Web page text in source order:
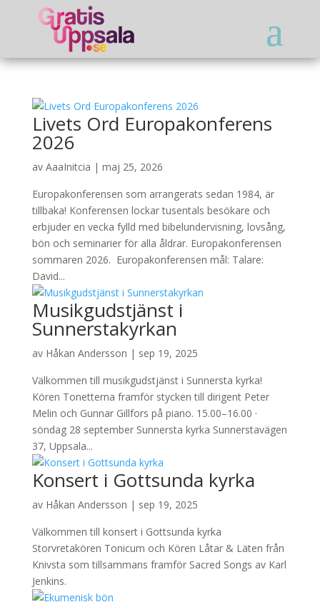
Livets Ord Europakonferens
2026
av AaaInitcia | maj 25, 2026
Europakonferensen som arrangerats sedan 1984, är
tillbaka! Konferensen lockar tusentals besökare och
erbjuder en vecka fylld med bibelundervisning, lovsång,
bön och seminarier för alla åldrar. Europakonferensen
sommaren 2026. Europakonferensen mål: Talare:
David...
Musikgudstjänst i
Sunnerstakyrkan
av Håkan Andersson | sep 19, 2025
Välkommen till musikgudstjänst i Sunnersta kyrka!
Kören Tonetterna framför stycken till dirigent Peter
Melin och Gunnar Gillfors på piano. 15.00–16.00 ·
söndag 28 september Sunnersta kyrka Sunnerstavägen
37, Uppsala...
Konsert i Gottsunda kyrka
av Håkan Andersson | sep 19, 2025
Välkommen till konsert i Gottsunda kyrka
Storvretakören Tonicum och Kören Låtar & Läten från
Knivsta som tillsammans framför Sacred Songs av Karl
Jenkins.